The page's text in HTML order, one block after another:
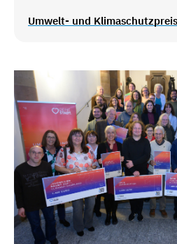
Umwelt- und